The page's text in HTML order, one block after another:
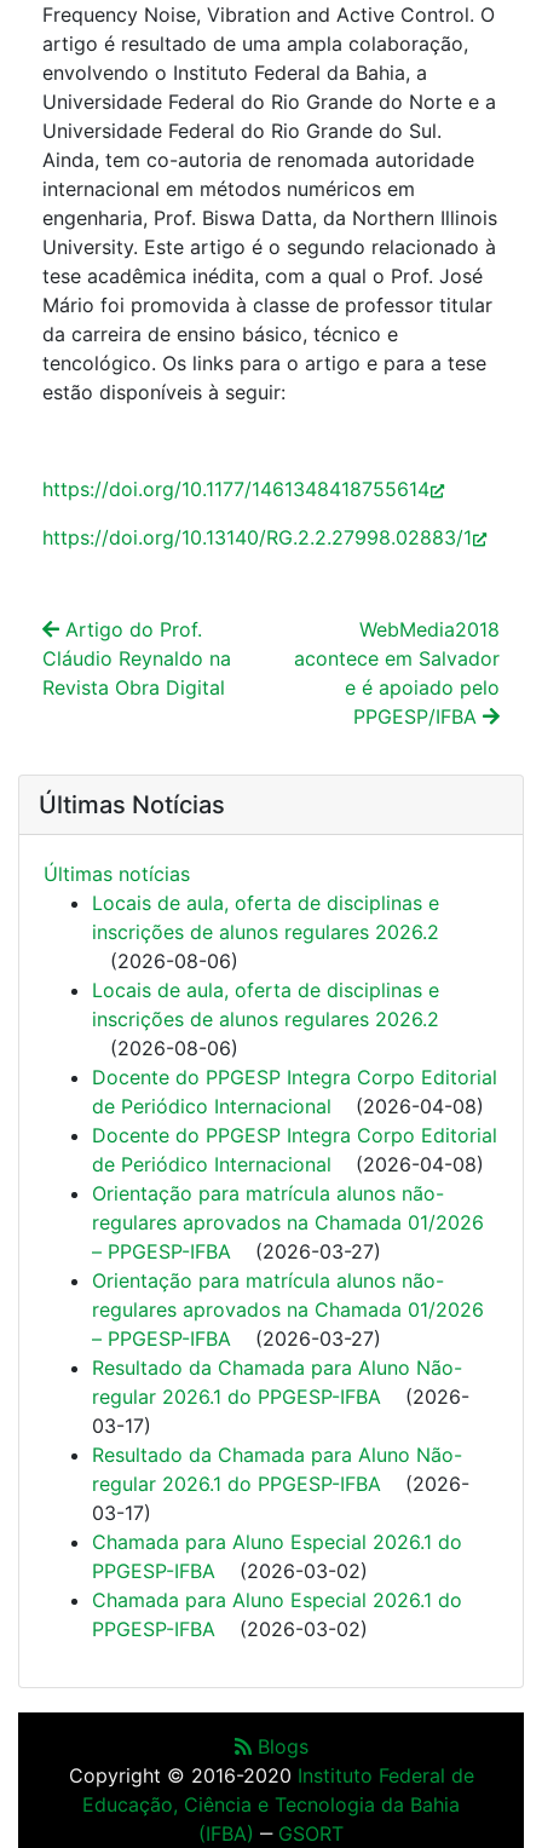
Frequency Noise, Vibration and Active Control. O
artigo é resultado de uma ampla colaboração,
envolvendo o Instituto Federal da Bahia, a
Universidade Federal do Rio Grande do Norte e a
Universidade Federal do Rio Grande do Sul.
Ainda, tem co-autoria de renomada autoridade
internacional em métodos numéricos em
engenharia, Prof. Biswa Datta, da Northern Illinois
University. Este artigo é o segundo relacionado à
tese acadêmica inédita, com a qual o Prof. José
Mário foi promovida à classe de professor titular
da carreira de ensino básico, técnico e
tencológico. Os links para o artigo e para a tese
estão disponíveis à seguir:
https://doi.org/10.1177/1461348418755614
https://doi.org/10.13140/RG.2.2.27998.02883/1
Artigo do Prof.
Cláudio Reynaldo na
Revista Obra Digital
WebMedia2018
acontece em Salvador
e é apoiado pelo
PPGESP/IFBA
Últimas Notícias
Últimas notí­cias
Locais de aula, oferta de disciplinas e
inscrições de alunos regulares 2026.2
(2026-08-06)
Locais de aula, oferta de disciplinas e
inscrições de alunos regulares 2026.2
(2026-08-06)
Docente do PPGESP Integra Corpo Editorial
de Periódico Internacional
(2026-04-08)
Docente do PPGESP Integra Corpo Editorial
de Periódico Internacional
(2026-04-08)
Orientação para matrícula alunos não-
regulares aprovados na Chamada 01/2026
– PPGESP-IFBA (2026-03-27)
Orientação para matrícula alunos não-
regulares aprovados na Chamada 01/2026
– PPGESP-IFBA (2026-03-27)
Resultado da Chamada para Aluno Não-
regular 2026.1 do PPGESP-IFBA (2026-
03-17)
Resultado da Chamada para Aluno Não-
regular 2026.1 do PPGESP-IFBA (2026-
03-17)
Chamada para Aluno Especial 2026.1 do
PPGESP-IFBA (2026-03-02)
Chamada para Aluno Especial 2026.1 do
PPGESP-IFBA (2026-03-02)
Blogs
Copyright © 2016-2020 Instituto Federal de
Educação, Ciência e Tecnologia da Bahia
(IFBA) ‒ GSORT